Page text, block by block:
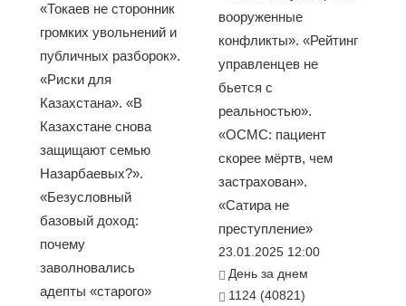
«Токаев не сторонник
громких увольнений и
публичных разборок».
«Риски для
Казахстана». «В
Казахстане снова
защищают семью
Назарбаевых?».
«Безусловный
базовый доход:
почему
заволновались
адепты «старого»
вооруженные
конфликты». «Рейтинг
управленцев не
бьется с
реальностью».
«ОСМС: пациент
скорее мёртв, чем
застрахован».
«Сатира не
преступление»
23.01.2025 12:00
День за днем
1124 (40821)